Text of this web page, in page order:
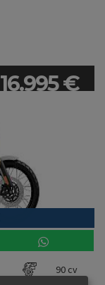
16.995 €
90 cv